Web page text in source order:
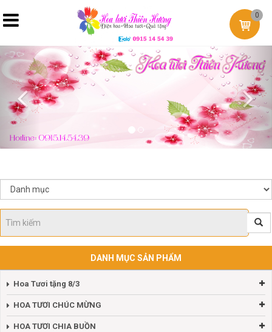
0
Previous
DANH MỤC SẢN PHẨM
Hoa Tươi tặng 8/3
HOA TƯƠI CHÚC MỪNG
HOA TƯƠI CHIA BUỒN